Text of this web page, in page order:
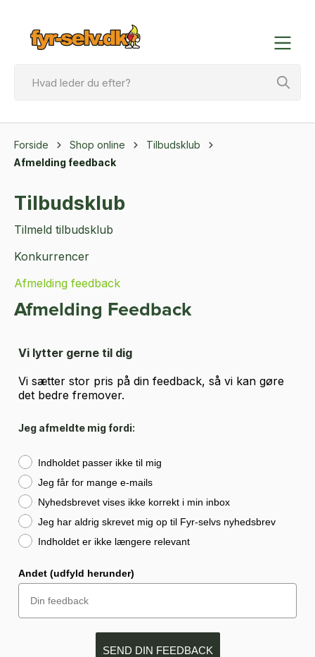
Forside Shop online
Tilbudsklub
Afmelding feedback
Tilbudsklub
Tilmeld tilbudsklub
Konkurrencer
Afmelding feedback
Afmelding Feedback
Vi lytter gerne til dig
Vi sætter stor pris på din feedback, så vi kan gøre
det bedre fremover.
Jeg afmeldte mig fordi:
Giv din feedback
Indholdet passer ikke til mig
Jeg får for mange e-mails
Nyhedsbrevet vises ikke korrekt i min inbox
Jeg har aldrig skrevet mig op til Fyr-selvs nyhedsbrev
Indholdet er ikke længere relevant
Andet (udfyld herunder)
SEND DIN FEEDBACK